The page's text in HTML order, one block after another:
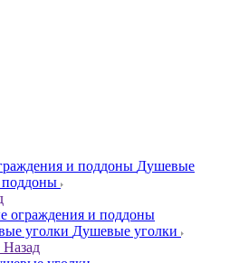
Душевые
поддоны
ограждения и поддоны
Душевые уголки
Назад